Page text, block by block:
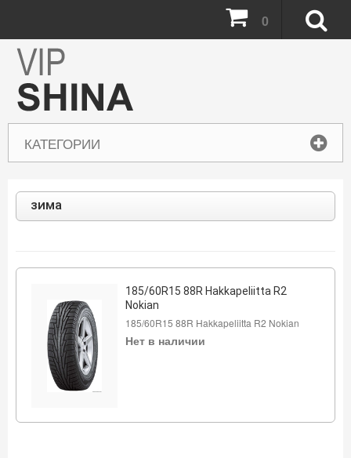
КАТЕГОРИИ
0
зима
185/60R15 88R Hakkapeliitta R2
Nokian
185/60R15 88R Hakkapeliitta R2 Nokian
Нет в наличии